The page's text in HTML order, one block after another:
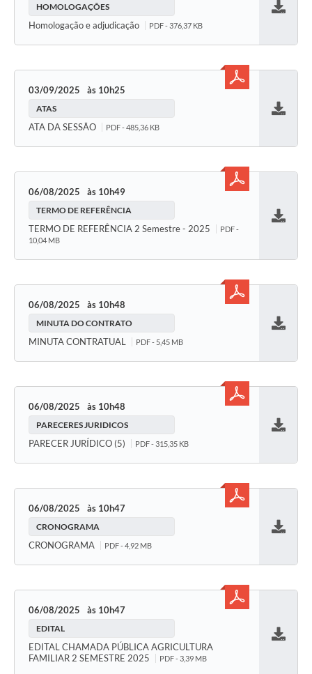
HOMOLOGAÇÕES
Homologação e adjudicação PDF - 376,37 KB
03/09/2025 10h25
ATAS
ATA DA SESSÃO PDF - 485,36 KB
06/08/2025 10h49
TERMO DE REFERÊNCIA
TERMO DE REFERÊNCIA 2 Semestre - 2025
PDF -
10,04 MB
06/08/2025 10h48
MINUTA DO CONTRATO
MINUTA CONTRATUAL PDF - 5,45 MB
06/08/2025 10h48
PARECERES JURIDICOS
PARECER JURÍDICO (5) PDF - 315,35 KB
06/08/2025 10h47
CRONOGRAMA
CRONOGRAMA PDF - 4,92 MB
06/08/2025 10h47
EDITAL
EDITAL CHAMADA PÚBLICA AGRICULTURA
FAMILIAR 2 SEMESTRE 2025
PDF - 3,39 MB